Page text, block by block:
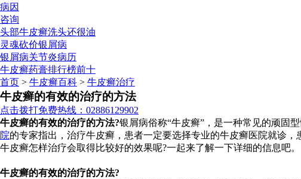
病因
咨询
头部牛皮癣洗头还很油
灵魂砍价银屑病
银屑病关节炎病历
牛皮癣药膏排行榜前十
首页 > 牛皮癣百科 > 牛皮癣治疗
牛皮癣的有效的治疗的方法
点击拨打免费热线：02886129902
牛皮癣的有效的治疗的方法?银屑病俗称“牛皮癣”，是一种常见的顽固
院的专家指出，治疗牛皮癣，患者一定要选择专业的牛皮癣医院就诊
牛皮癣怎样治疗会取得比较好的效果呢?一起来了解一下详细的信息吧。
牛皮癣的有效的治疗的方法?